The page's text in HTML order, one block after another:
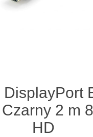
DisplayPort
2 m
HD